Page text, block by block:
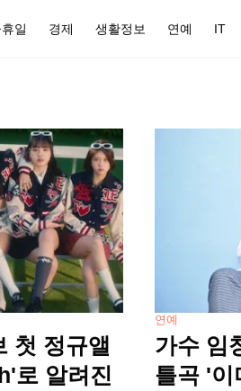
일 경제 생활정보 연예 IT
첫 정규앨
로 알려진
연예
가수 임
틀곡 '이